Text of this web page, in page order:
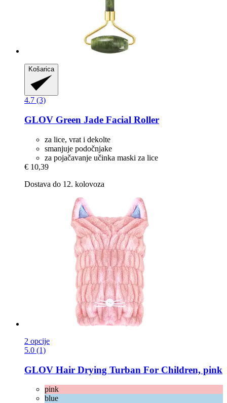
Košarica
4.7 (3)
GLOV Green Jade Facial Roller
za lice, vrat i dekolte
smanjuje podočnjake
za pojačavanje učinka maski za lice
€ 10,39
Dostava do 12. kolovoza
2 opcije
5.0 (1)
GLOV Hair Drying Turban For Children, pink
pink
blue